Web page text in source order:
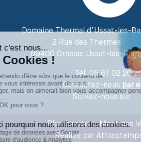
Domaine Thermal d’Ussat-les-
2 Rue des Thermes
09400 Ornolac Ussat-les-
Tél. 05 61 02 20
Contactez-nous par
Suivez-nous sur
Plan du site | Mentions
Réalisé par